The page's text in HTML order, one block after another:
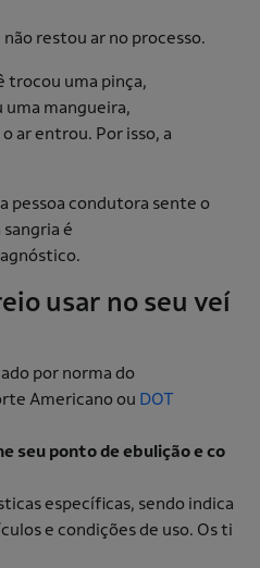
restou ar no processo.
trocou uma pinça,
uma mangueira,
ar entrou. Por isso, a
pessoa condutora sente o
é
usar no seu veí
por norma do
Americano ou DOT
seu ponto de ebulição e co
específicas, sendo indica
e condições de uso. Os ti